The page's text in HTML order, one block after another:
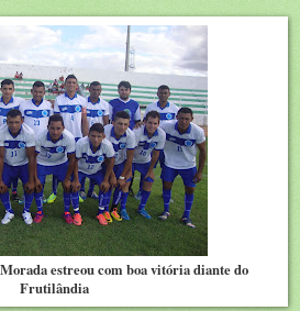
estreou com boa vitória diante do
Frutilândia